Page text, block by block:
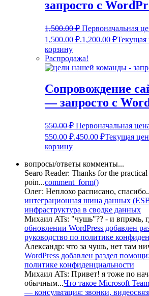
запросто с
1,500.00₽ Первоначальная
1,500.00 ₽.1,200.00 ₽Текущая
корзину
Распродажа!
Сопровождение
— запросто с
550.00₽ Первоначальная
550.00 ₽.450.00 ₽Текущая
корзину
вопросы/ответы комменты...
Searo Reader: Thanks for the
poin...comment_form()
Олег: Неплохо расписано, спасибо
интеграционная шина данных
инфраструктура в сводке данных
Михаил ATs: "чушь"?? - и впрямь,
обновлении WordPress добавлен
руководство по политике
Александр: что за чушь, нет там
WordPress добавлен раздел
политике конфиденциальности
Михаил ATs: Привет! я тоже по
обычным...Что такое Microsoft
— консультация: звонки,